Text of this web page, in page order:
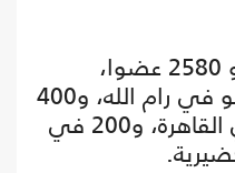
ويشارك في المؤتمر نحو 2580 عضوا،
موزعين بواقع 1600 عضو في رام الله، و400
في قطاع غزة، و400 في القاهرة، و200 في